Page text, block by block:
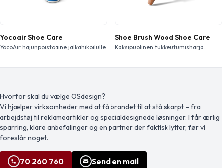
Yocoair Shoe Care
YocoAir hajunpoistoaine jalkahikoilulle
Shoe Brush Wood Shoe Care
Kaksipuolinen tukkeutumisharja.
Hvorfor skal du vælge OSdesign?
Vi hjælper virksomheder med at få brandet til at stå skarpt – fra
arbejdstøj til reklameartikler og specialdesignede løsninger. I får ærlig
sparring, klare anbefalinger og en partner der faktisk lytter, før vi
foreslår noget.
70 260 760 Send en mail